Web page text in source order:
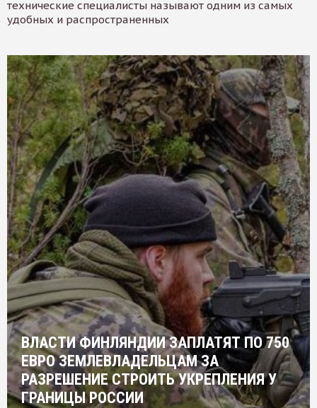
технические специалисты называют одним из самых
удобных и распространенных
ВЛАСТИ ФИНЛЯНДИИ ЗАПЛАТЯТ ПО 750
ЕВРО ЗЕМЛЕВЛАДЕЛЬЦАМ ЗА
РАЗРЕШЕНИЕ СТРОИТЬ УКРЕПЛЕНИЯ У
ГРАНИЦЫ РОССИИ